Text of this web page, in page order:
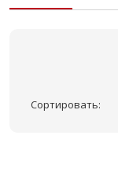
Сортировать: